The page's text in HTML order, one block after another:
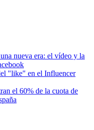
nueva era: el vídeo y la
"like" en el Influencer
el 60% de la cuota de